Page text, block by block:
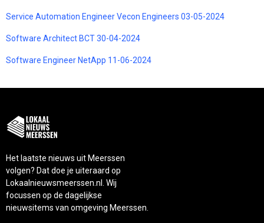
Service Automation Engineer Vecon Engineers 03-05-2024
Software Architect BCT 30-04-2024
Software Engineer NetApp 11-06-2024
Het laatste nieuws uit Meerssen
volgen? Dat doe je uiteraard op
Lokaalnieuwsmeerssen.nl. Wij
focussen op de dagelijkse
nieuwsitems van omgeving Meerssen.